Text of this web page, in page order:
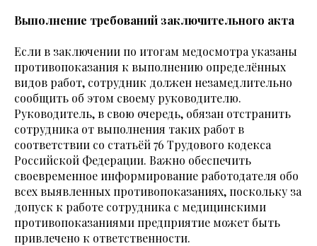
Выполнение требований заключительного акта
Если в заключении по итогам медосмотра указаны
противопоказания к выполнению определённых
видов работ, сотрудник должен незамедлительно
сообщить об этом своему руководителю.
Руководитель, в свою очередь, обязан отстранить
сотрудника от выполнения таких работ в
соответствии со статьёй 76 Трудового кодекса
Российской Федерации. Важно обеспечить
своевременное информирование работодателя обо
всех выявленных противопоказаниях, поскольку за
допуск к работе сотрудника с медицинскими
противопоказаниями предприятие может быть
привлечено к ответственности.